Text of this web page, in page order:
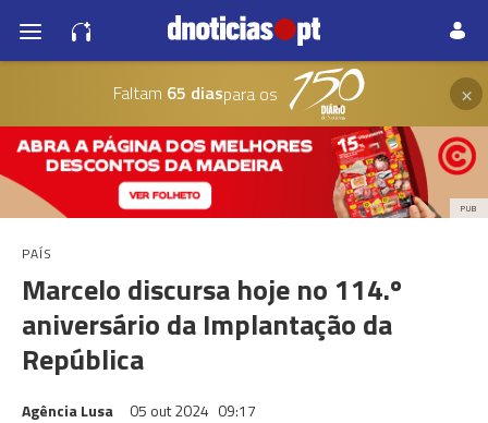
Faltam 65 diaspara os ×
PUB
PAÍS
Marcelo discursa hoje no 114.º
aniversário da Implantação da
República
Agência Lusa 05 out 2024 09:17